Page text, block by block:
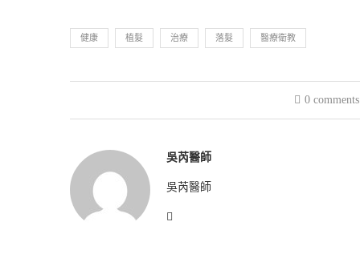
健康 植髮 治療 落髮 醫療衛教
0 comments
吳芮醫師
吳芮醫師